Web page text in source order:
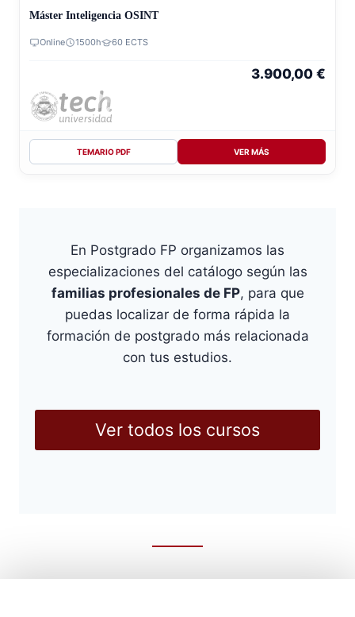
Máster Inteligencia OSINT
Online 1500h 60 ECTS
3.900,00 €
TEMARIO PDF VER MÁS
En Postgrado FP organizamos las
especializaciones del catálogo según las
familias profesionales de FP, para que
puedas localizar de forma rápida la
formación de postgrado más relacionada
con tus estudios.
Ver todos los cursos